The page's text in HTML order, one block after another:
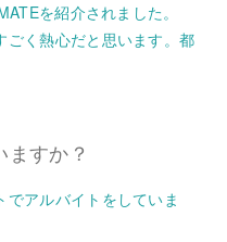
を紹介されました。
ごく熱心だと思います。都
すか？
アルバイトをしていま